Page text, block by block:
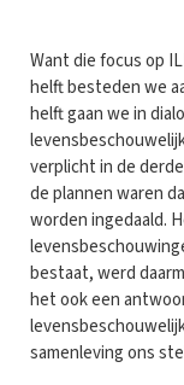
Want die focus op
helft besteden we
helft gaan we in
verplicht in de
de plannen waren
worden ingedaald.
bestaat, werd
het ook een
samenleving ons